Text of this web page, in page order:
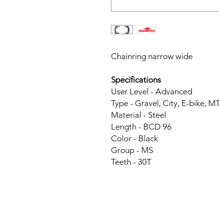
Chainring narrow wide
Specifications
User Level - Advanced
Type - Gravel, City, E-bike,
Material - Steel
Length - BCD 96
Color - Black
Group - MS
Teeth - 30T